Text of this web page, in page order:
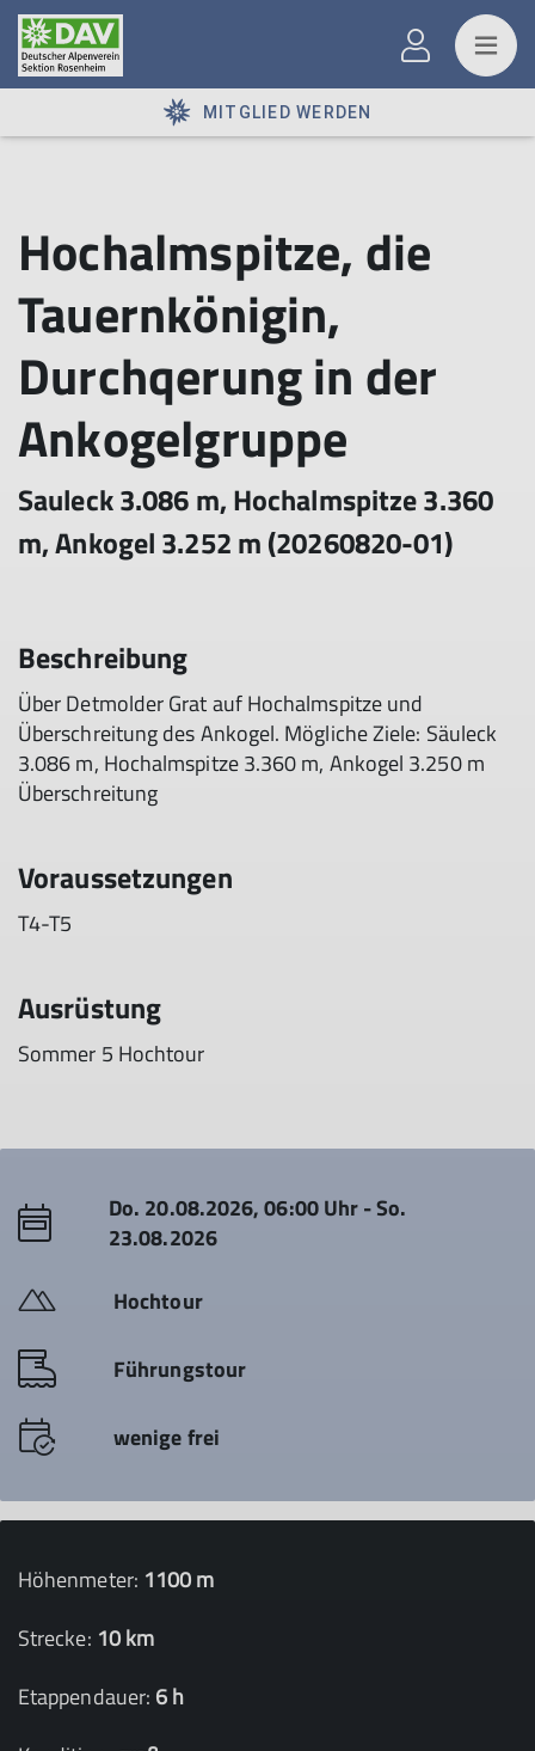
MITGLIED WERDEN
Hochalmspitze, die
Tauernkönigin,
Durchqerung in der
Ankogelgruppe
Sauleck 3.086 m, Hochalmspitze 3.360
m, Ankogel 3.252 m (20260820-01)
Beschreibung
Über Detmolder Grat auf Hochalmspitze und
Überschreitung des Ankogel. Mögliche Ziele: Säuleck
3.086 m, Hochalmspitze 3.360 m, Ankogel 3.250 m
Überschreitung
Voraussetzungen
T4-T5
Ausrüstung
Sommer 5 Hochtour
Do. 20.08.2026, 06:00 Uhr - So.
23.08.2026
Hochtour
Führungstour
wenige frei
Höhenmeter: 1100 m
Strecke: 10 km
Etappendauer: 6 h